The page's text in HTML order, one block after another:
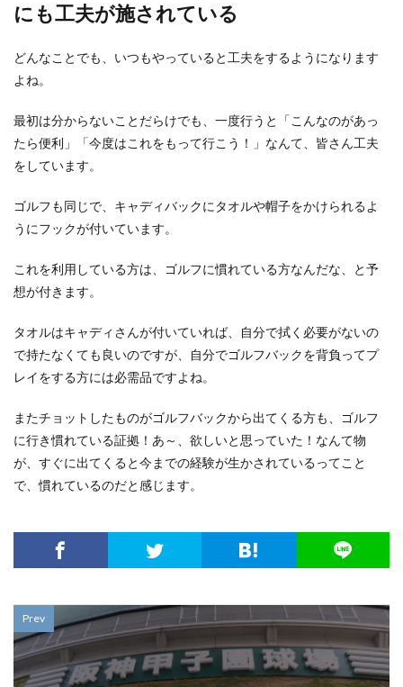
にも工夫が施されている
どんなことでも、いつもやっていると工夫をするようになります
よね。
最初は分からないことだらけでも、一度行うと「こんなのがあっ
たら便利」「今度はこれをもって行こう！」なんて、皆さん工夫
をしています。
ゴルフも同じで、キャディバックにタオルや帽子をかけられるよ
うにフックが付いています。
これを利用している方は、ゴルフに慣れている方なんだな、と予
想が付きます。
タオルはキャディさんが付いていれば、自分で拭く必要がないの
で持たなくても良いのですが、自分でゴルフバックを背負ってプ
レイをする方には必需品ですよね。
またチョットしたものがゴルフバックから出てくる方も、ゴルフ
に行き慣れている証拠！あ～、欲しいと思っていた！なんて物
が、すぐに出てくると今までの経験が生かされているってこと
で、慣れているのだと感じます。
Prev